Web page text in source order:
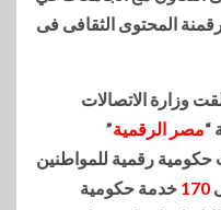
المحتوى الثقافى فى
وزارة الاتصالات
“مصر الرقمية”
حكومية رقمية للمواطنين
170 خدمة حكومية